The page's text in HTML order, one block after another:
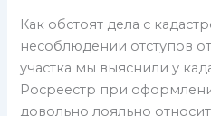
Как обстоят дела с
несоблюдении отступов
участка мы выяснили у
Росреестр при
довольно лояльно